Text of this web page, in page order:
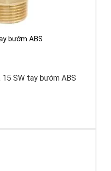
bướm ABS
SW tay bướm ABS